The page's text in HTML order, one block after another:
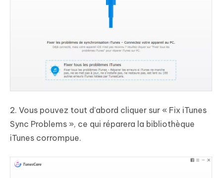
2. Vous pouvez tout d’abord cliquer sur « Fix iTunes
Sync Problems », ce qui réparera la bibliothèque
iTunes corrompue.